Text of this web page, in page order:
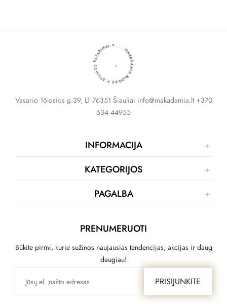
MAKADAMIA BLOGAS ✦ STILIAUS PATARIMAI ✦
→
Vasario 16-osios g.39, LT-76351 Šiauliai info@makadamia.lt +370
634 44955
INFORMACIJA
KATEGORIJOS
PAGALBA
PRENUMERUOTI
Būkite pirmi, kurie sužinos naujausias tendencijas, akcijas ir daug
daugiau!
PRISIJUNKITE